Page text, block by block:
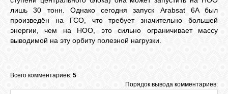
лишь 30 тонн. Однако сегодня запуск Arabsat 6A был
произведён на ГСО, что требует значительно большей
энергии, чем на НОО, это сильно ограничивает массу
выводимой на эту орбиту полезной нагрузки.
Всего комментариев: 5
Порядок вывода комментариев: